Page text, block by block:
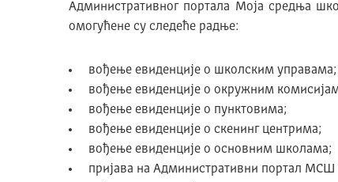
Административног портала Моја средња
омогућене су следеће радње:
вођење евиденције о школским управама;
вођење евиденције о окружним
вођење евиденције о пунктовима;
вођење евиденције о скенинг центрима;
вођење евиденције о основним школама;
пријава на Административни портал МСШ